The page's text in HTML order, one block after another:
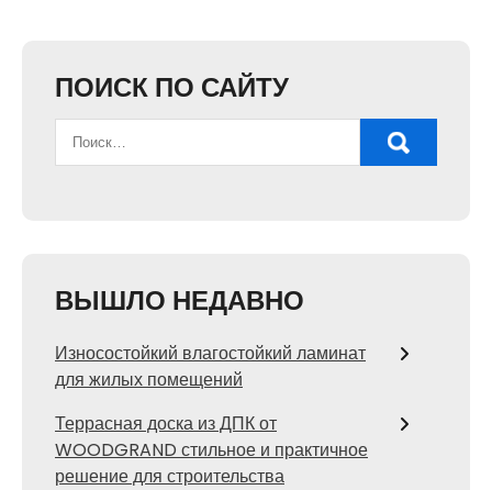
ПОИСК ПО САЙТУ
ВЫШЛО НЕДАВНО
Износостойкий влагостойкий ламинат
для жилых помещений
Террасная доска из ДПК от
WOODGRAND стильное и практичное
решение для строительства